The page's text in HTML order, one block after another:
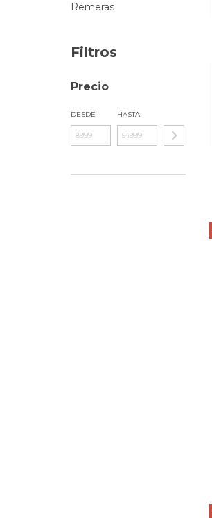
Remeras
Filtros
Precio
DESDE HASTA